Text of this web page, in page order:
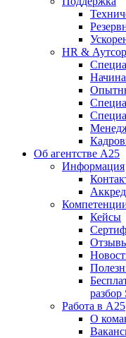
HR &
Об агентстве А25
Информация
Кейсы
разбор
Работа в А25
О